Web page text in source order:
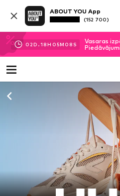
ABOUT YOU App
(152 700)
02D.18H 05M 07 S
Vasaras